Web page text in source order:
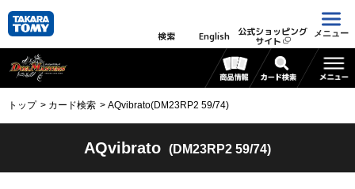
検索 English 公式ショッピング
サイト
メニュー
トップ カード検索 AQvibrato(DM23RP2 59/74)
AQvibrato (DM23RP2 59/74)